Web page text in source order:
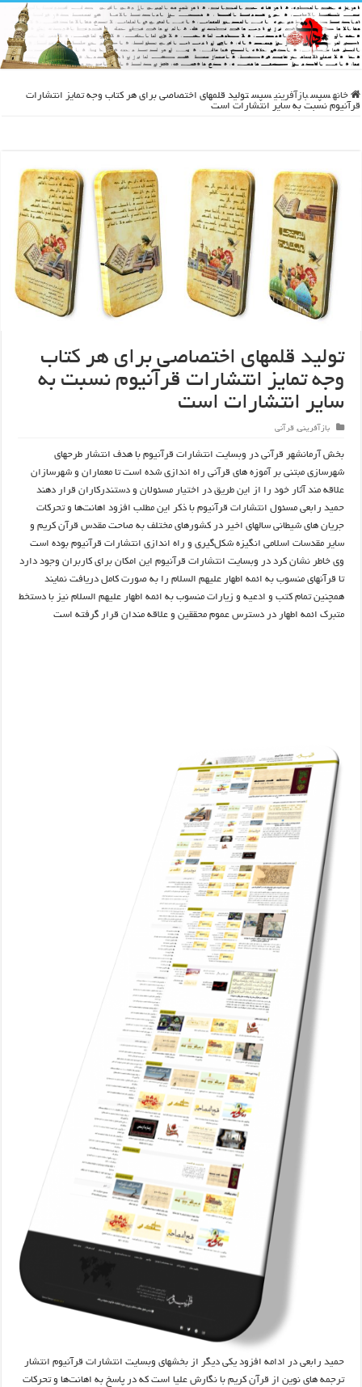
خانه سپس بازآفرینی سپس تولید قلمهای اختصاصی برای هر کتاب وجه تمایز انتشارات
قرآنیوم نسبت به سایر انتشارات است
تولید قلمهای اختصاصی برای هر کتاب
وجه تمایز انتشارات قرآنیوم نسبت به
سایر انتشارات است
بازآفرینی,قرآنی
بخش آرمانشهر قرآنی در وبسایت انتشارات قرآنیوم با هدف انتشار طرحهای
شهرسازی مبتنی بر آموزه های قرآنی راه اندازی شده است تا معماران و شهرسازان
علاقه مند آثار خود را از این طریق در اختیار مسئولان و دستندرکاران قرار دهند
حمید رابعی مسئول انتشارات قرآنیوم با ذکر این مطلب افزود اهانت‌ها و تحرکات‌
جریان های شیطانی سالهای اخیر در کشورهای مختلف به صاحت مقدس قرآن کریم و
سایر مقدسات اسلامی انگیزه شکل‌گیری و راه اندازی انتشارات قرآنیوم بوده است
وی خاطر نشان کرد در وبسایت انتشارات قرآنیوم این امکان برای کاربران وجود دارد
تا قرآنهای منسوب به ائمه اطهار علیهم السلام را به صورت کامل دریافت نمایند
همچنین تمام کتب و ادعیه و زیارات منسوب به ائمه اطهار علیهم السلام نیز با دستخط
متبرک ائمه اطهار در دسترس عموم محققین و علاقه مندان قرار گرفته است
حمید رابعی در ادامه افزود یکی دیگر از بخشهای وبسایت انتشارات قرآنیوم انتشار
ترجمه های نوین از قرآن کریم با نگارش علیا است که در پاسخ به اهانت‌ها و تحرکات‌